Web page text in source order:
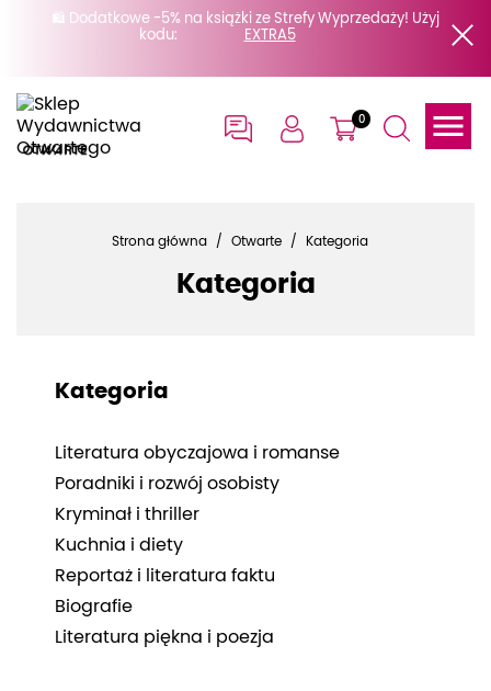
🛍️ Dodatkowe -5% na książki ze Strefy Wyprzedaży! Użyj
kodu:

0
Strona główna Otwarte Kategoria
Kategoria
Kategoria
Literatura obyczajowa i romanse
Poradniki i rozwój osobisty
Kryminał i thriller
Kuchnia i diety
Reportaż i literatura faktu
Biografie
Literatura piękna i poezja